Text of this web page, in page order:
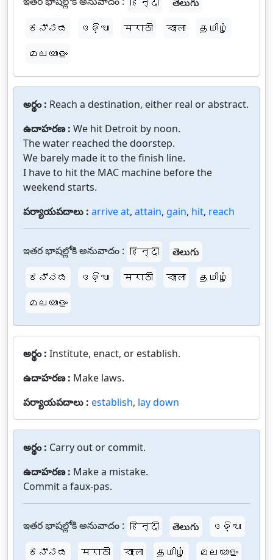
ಕನ್ನಡ
ଓଡ଼ିଆ मराठी বাংলা
தமிழ்
മലയാളം
అర్థం : Reach a destination, either real or abstract.
ఉదాహరణ : We hit Detroit by noon.
The water reached the doorstep.
We barely made it to the finish line.
I have to hit the MAC machine before the
weekend starts.
పర్యాయపదాలు : arrive at, attain, gain, hit, reach
ఇతర భాషల్లోకి అనువాదం : हिन्दी
తెలుగు
ಕನ್ನಡ
ଓଡ଼ିଆ मराठी বাংলা
தமிழ்
മലയാളം
అర్థం : Institute, enact, or establish.
ఉదాహరణ : Make laws.
పర్యాయపదాలు : establish, lay down
అర్థం : Carry out or commit.
ఉదాహరణ : Make a mistake.
Commit a faux-pas.
ఇతర భాషల్లోకి అనువాదం : हिन्दी తెలుగు
ଓଡ଼ିଆ
ಕನ್ನಡ
मराठी বাংলা தமிழ் മലയാളം